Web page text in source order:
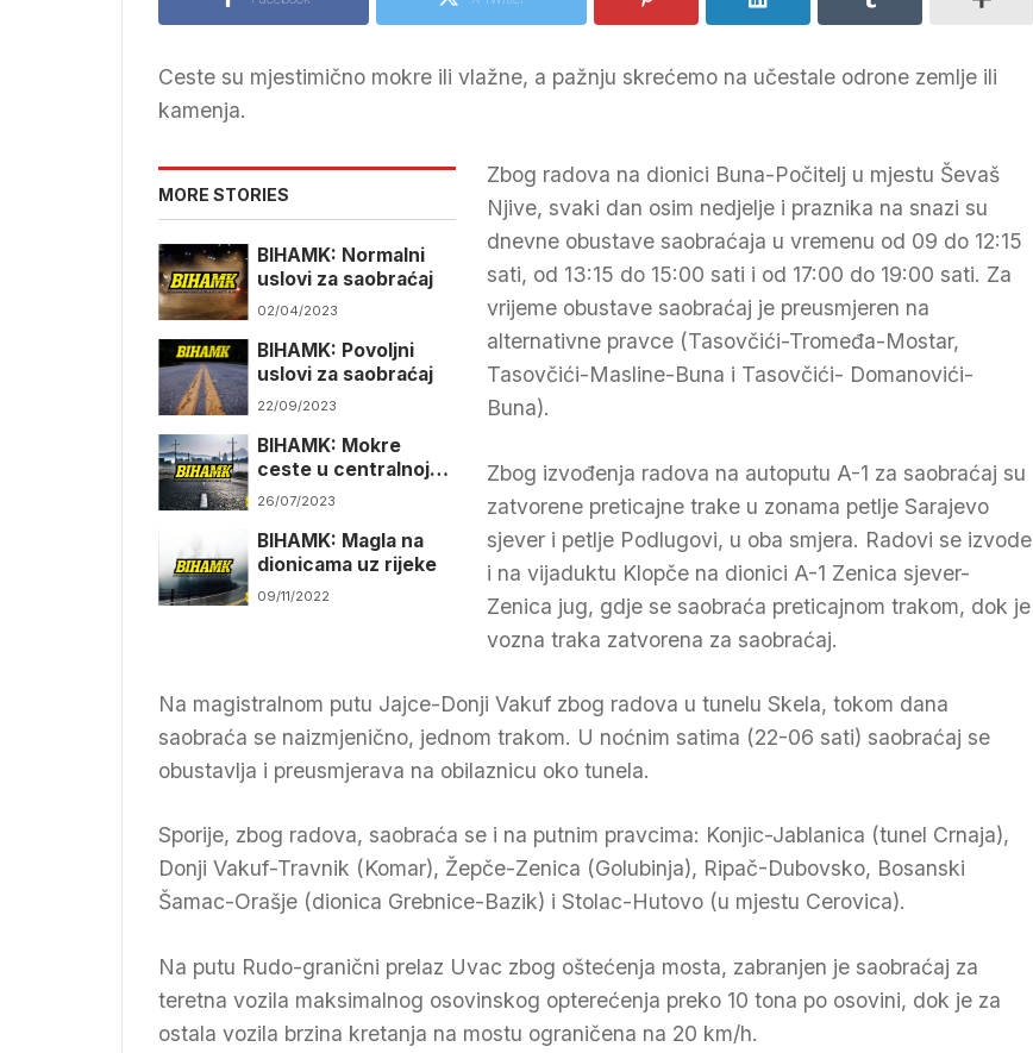
Ceste su mjestimično mokre ili vlažne, a pažnju skrećemo na učestale odrone zemlje ili
kamenja.
MORE STORIES
BIHAMK: Normalni
uslovi za saobraćaj
02/04/2023
BIHAMK: Povoljni
uslovi za saobraćaj
22/09/2023
BIHAMK: Mokre
ceste u centralnoj
BiH
26/07/2023
BIHAMK: Magla na
dionicama uz rijeke
09/11/2022
Zbog radova na dionici Buna-Počitelj u mjestu Ševaš
Njive, svaki dan osim nedjelje i praznika na snazi su
dnevne obustave saobraćaja u vremenu od 09 do 12:15
sati, od 13:15 do 15:00 sati i od 17:00 do 19:00 sati. Za
vrijeme obustave saobraćaj je preusmjeren na
alternativne pravce (Tasovčići-Tromeđa-Mostar,
Tasovčići-Masline-Buna i Tasovčići- Domanovići-
Buna).
Zbog izvođenja radova na autoputu A-1 za saobraćaj su
zatvorene preticajne trake u zonama petlje Sarajevo
sjever i petlje Podlugovi, u oba smjera. Radovi se izvode
i na vijaduktu Klopče na dionici A-1 Zenica sjever-
Zenica jug, gdje se saobraća preticajnom trakom, dok je
vozna traka zatvorena za saobraćaj.
Na magistralnom putu Jajce-Donji Vakuf zbog radova u tunelu Skela, tokom dana
saobraća se naizmjenično, jednom trakom. U noćnim satima (22-06 sati) saobraćaj se
obustavlja i preusmjerava na obilaznicu oko tunela.
Sporije, zbog radova, saobraća se i na putnim pravcima: Konjic-Jablanica (tunel Crnaja),
Donji Vakuf-Travnik (Komar), Žepče-Zenica (Golubinja), Ripač-Dubovsko, Bosanski
Šamac-Orašje (dionica Grebnice-Bazik) i Stolac-Hutovo (u mjestu Cerovica).
Na putu Rudo-granični prelaz Uvac zbog oštećenja mosta, zabranjen je saobraćaj za
teretna vozila maksimalnog osovinskog opterećenja preko 10 tona po osovini, dok je za
ostala vozila brzina kretanja na mostu ograničena na 20 km/h.